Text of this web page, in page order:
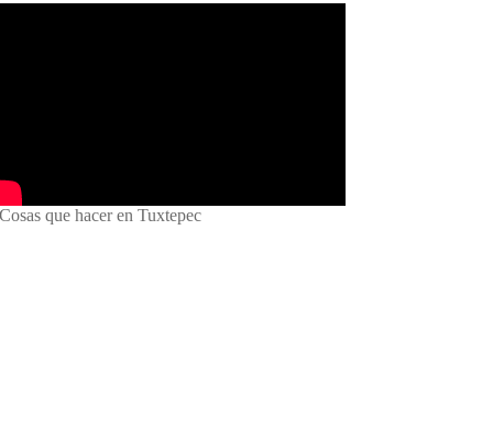
que hacer en Tuxtepec